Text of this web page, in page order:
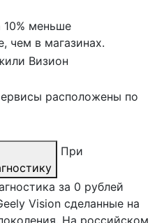
10% меньше
чем в магазинах.
расположены по
При
за 0 рублей
Vision сделанные на
На российском